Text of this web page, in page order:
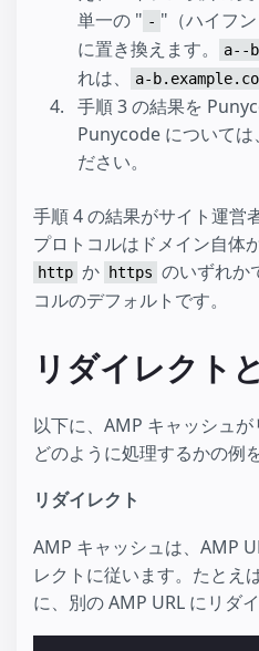
単一の " - "（ハイフ
に置き換えます。
a--
れは、
a-
手順 3 の結果を
Punycode については、
ださい。
手順 4 の結果がサイト運営
プロトコルはドメイン自体
http か https のいずれか
コルのデフォルトです。
リダイレクト
以下に、AMP キャッシュ
どのように処理するかの例
リダイレクト
AMP キャッシュは、AMP
レクトに従います。たとえ
に、別の AMP URL にリダ